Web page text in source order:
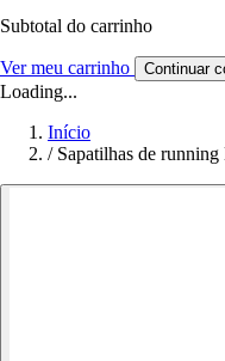
Subtotal do carrinho
Ver meu carrinho Continuar
Loading...
Início
/ Sapatilhas de